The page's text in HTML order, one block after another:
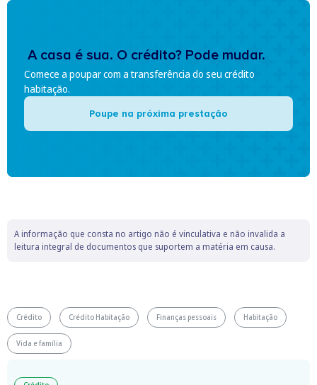
A casa é sua. O crédito? Pode mudar.
Comece a poupar com a transferência do seu crédito
habitação.
Poupe na próxima prestação
A informação que consta no artigo não é vinculativa e não invalida a
leitura integral de documentos que suportem a matéria em causa.
Crédito Crédito Habitação Finanças pessoais Habitação
Vida e família